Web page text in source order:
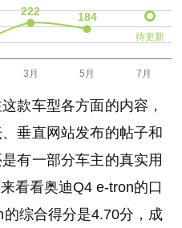
待更新
款车型各方面的内容，
垂直网站发布的帖子和
有一部分车主的真实用
看看奥迪Q4 e-tron的口
综合得分是4.70分，成